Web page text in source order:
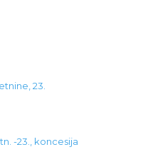
23.
-23., koncesija